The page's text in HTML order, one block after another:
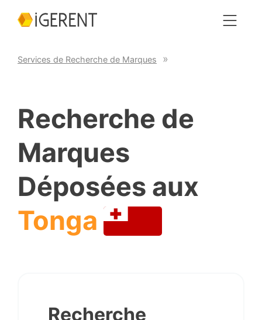
Services de Recherche de Marques
Recherche de
Marques
Déposées aux
Tonga
Recherche